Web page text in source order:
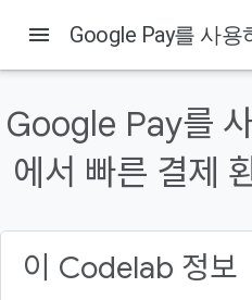
빌드할 항목
학습할 내용
필요한 항목
GitHub에서 저장소 클론:
menu
Google Pay를
에서 빠른 결제
이 Codelab 정보